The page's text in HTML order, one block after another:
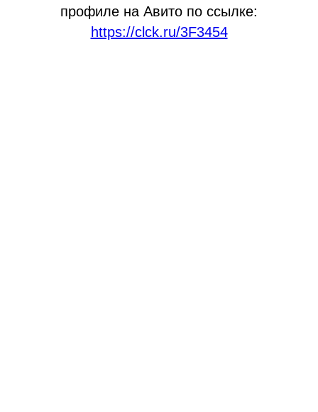
профиле на Авито по ссылке:
https://clck.ru/3F3454